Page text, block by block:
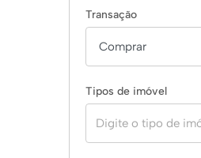
Transação
Tipos de imóvel